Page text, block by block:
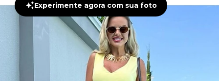
Experimente agora com sua foto